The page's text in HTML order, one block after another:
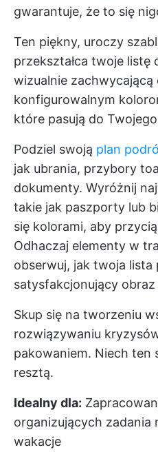
gwarantuje, że to się
Ten piękny, uroczy
przekształca twoje listę
wizualnie zachwycającą
konfigurowalnym
które pasują do
Podziel swoją plan
jak ubrania, przybory
dokumenty. Wyróżnij
takie jak paszporty lub
się kolorami, aby
Odhaczaj elementy w
obserwuj, jak twoja lista
satysfakcjonujący
Skup się na tworzeniu
rozwiązywaniu
pakowaniem. Niech ten
resztą.
Idealny dla:
organizujących zadania
wakacje